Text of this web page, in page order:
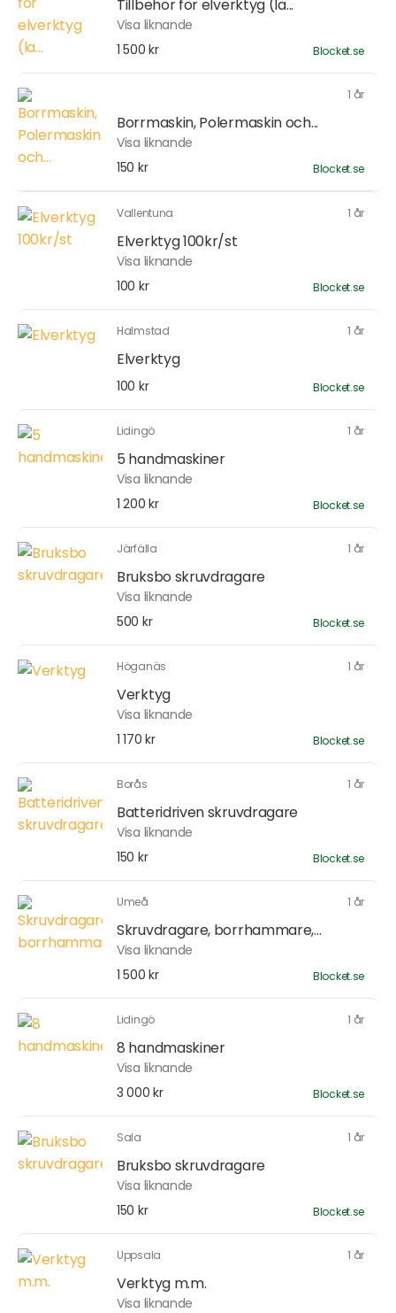
Tillbehör för elverktyg (la...
Visa liknande
1 500 kr
Blocket.se
1 år
Borrmaskin, Polermaskin och...
Visa liknande
150 kr
Blocket.se
Vallentuna 1 år
Elverktyg 100kr/st
Visa liknande
100 kr
Blocket.se
Halmstad 1 år
Elverktyg
100 kr Blocket.se
Lidingö 1 år
5 handmaskiner
Visa liknande
1 200 kr
Blocket.se
Järfälla 1 år
Bruksbo skruvdragare
Visa liknande
500 kr
Blocket.se
Höganäs 1 år
Verktyg
Visa liknande
1 170 kr
Blocket.se
Borås 1 år
Batteridriven skruvdragare
Visa liknande
150 kr
Blocket.se
Umeå 1 år
Skruvdragare, borrhammare,...
Visa liknande
1 500 kr
Blocket.se
Lidingö 1 år
8 handmaskiner
Visa liknande
3 000 kr
Blocket.se
Sala 1 år
Bruksbo skruvdragare
Visa liknande
150 kr
Blocket.se
Uppsala 1 år
Verktyg m.m.
Visa liknande